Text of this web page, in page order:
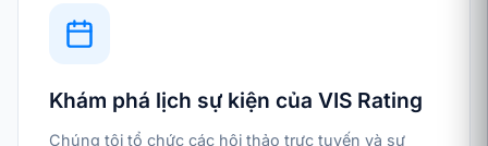
Khám phá lịch sự kiện của VIS Rating
Chúng tôi tổ chức các hội thảo trực tuyến và sự